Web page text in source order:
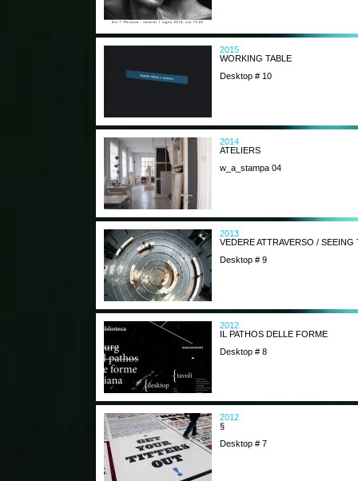
2015
WORKING TABLE
Desktop # 10
2014
ATELIERS
w_a_stampa 04
2013
VEDERE ATTRAVERSO /
Desktop # 9
2012
IL PATHOS DELLE FORME
Desktop # 8
2012
§
Desktop # 7